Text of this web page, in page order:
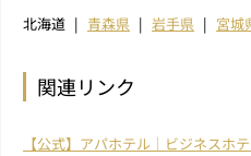
北海道 青森県 岩手県 宮城
関連リンク
【公式】アパホテル｜ビジネスホ